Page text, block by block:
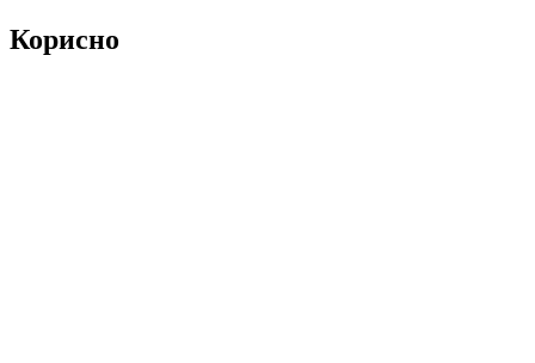
Корисно